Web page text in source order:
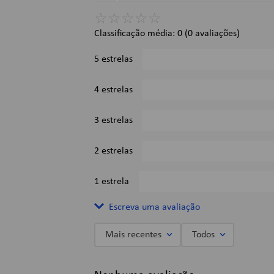
Gramatura: 56g/m²;
Formato: 140mm x 200mm;
Imagens Meramente Ilustrativas.
☆ ☆ ☆ ☆ ☆
Classificação média: 0 (0 avaliações)
5 estrelas
4 estrelas
3 estrelas
2 estrelas
1 estrela
Escreva uma avaliação
Mais recentes Todos